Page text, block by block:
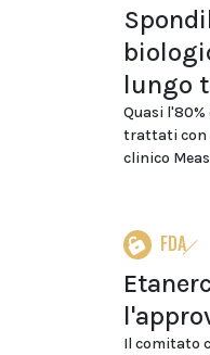
lungo
Quasi
trattati con
clinico
FDA
Il comitato